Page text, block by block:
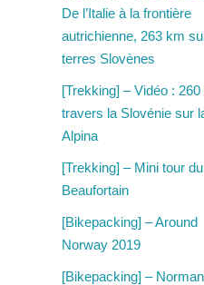
De l’Italie à la frontière
autrichienne, 263 km
terres Slovènes
[Trekking] – Vidéo :
travers la Slovénie sur
Alpina
[Trekking] – Mini tour du
Beaufortain
[Bikepacking] – Around
Norway 2019
[Bikepacking] –